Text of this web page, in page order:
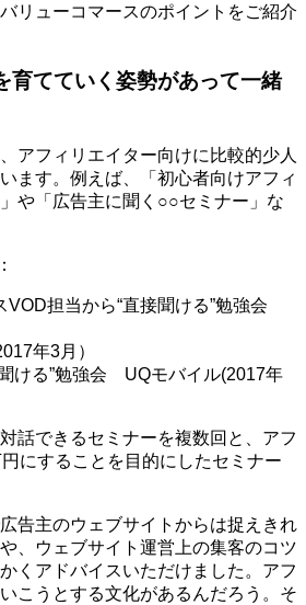
リューコマースのポイントをご紹介
育てていく姿勢があって一緒
アフィリエイター向けに比較的少人
ます。例えば、「初心者向けアフィ
や「広告主に聞く○○セミナー」な
担当から“直接聞ける”勉強会
年3月）
ける”勉強会 UQモバイル(2017年
話できるセミナーを複数回と、アフ
にすることを目的にしたセミナー
告主のウェブサイトからは捉えきれ
、ウェブサイト運営上の集客のコツ
くアドバイスいただけました。アフ
こうとする文化があるんだろう。そ